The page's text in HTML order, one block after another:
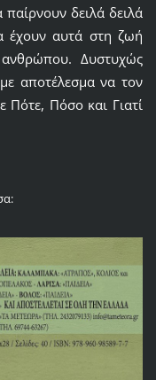
δειλά δειλά
έχουν αυτά στη ζωή
Δυστυχώς
αποτέλεσμα να τον
Πότε, Πόσο και Γιατί